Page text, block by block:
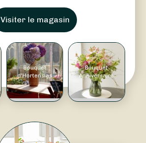
Visiter le magasin
Bouquet
d'Hortensias
Bouquet
Anniversaire